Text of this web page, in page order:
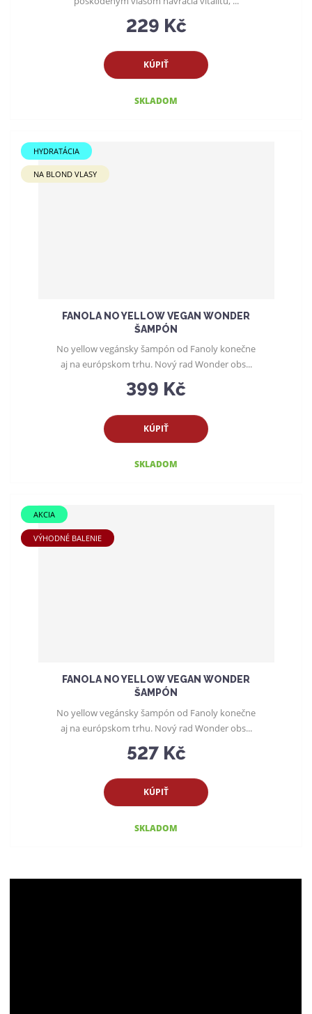
229 Kč
KÚPIŤ
SKLADOM
HYDRATÁCIA
NA BLOND VLASY
FANOLA NO YELLOW VEGAN WONDER
ŠAMPÓN
399 Kč
KÚPIŤ
SKLADOM
No yellow vegánsky šampón od Fanoly konečne
aj na európskom trhu. Nový rad Wonder obs...
AKCIA
VÝHODNÉ BALENIE
FANOLA NO YELLOW VEGAN WONDER
ŠAMPÓN
527 Kč
KÚPIŤ
SKLADOM
No yellow vegánsky šampón od Fanoly konečne
aj na európskom trhu. Nový rad Wonder obs...